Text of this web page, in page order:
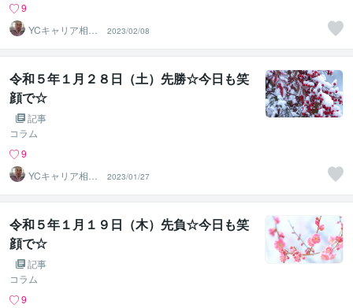
9
YCキャリア相談
2023/02/08
令和５年１月２８日（土）先勝☆今日も笑
顔で☆
記事
コラム
9
YCキャリア相談
2023/01/27
令和５年１月１９日（木）先負☆今日も笑
顔で☆
記事
コラム
9